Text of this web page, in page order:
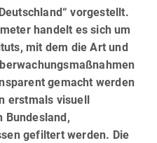
vorgestellt.
handelt es sich um
mit dem die Art und
gemacht werden
erstmals visuell
Bundesland,
gefiltert werden. Die